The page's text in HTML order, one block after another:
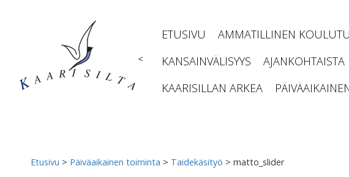
<
ETUSIVU AMMATILLINEN
KANSAINVÄLISYYS
AJANKOHTAISTA
KAARISILLAN ARKEA
Etusivu > Päiväaikainen toiminta > Taidekäsityö > matto_slider